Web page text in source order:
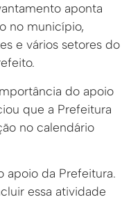
aponta
no município,
e vários setores do
do apoio
que a Prefeitura
no calendário
apoio da Prefeitura.
essa atividade